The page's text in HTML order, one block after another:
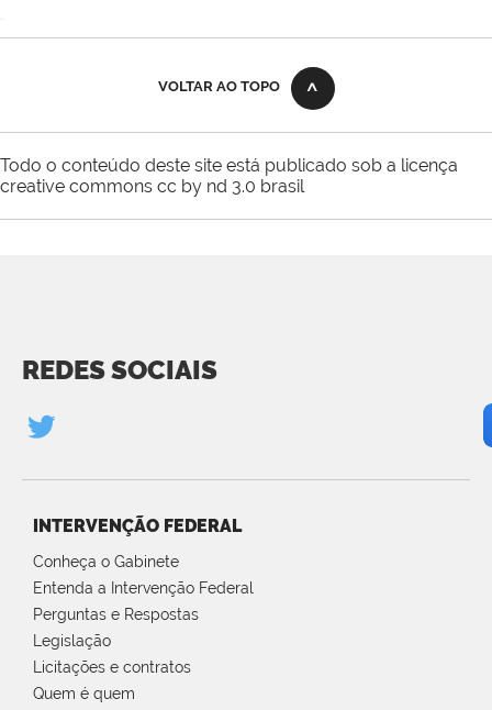
VOLTAR AO TOPO
Todo o conteúdo deste site está publicado sob a licença
creative commons cc by nd 3.0 brasil
REDES SOCIAIS
INTERVENÇÃO FEDERAL
Conheça o Gabinete
Entenda a Intervenção Federal
Perguntas e Respostas
Legislação
Licitações e contratos
Quem é quem